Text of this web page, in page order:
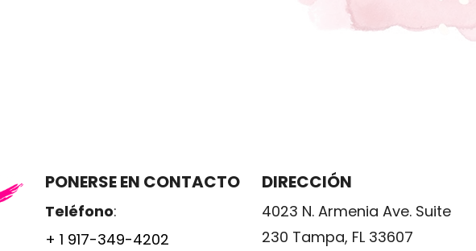
PONERSE EN CONTACTO
Teléfono:
+ 1 917-349-4202
DIRECCIÓN
4023 N. Armenia Ave. Suite
230 Tampa, FL 33607